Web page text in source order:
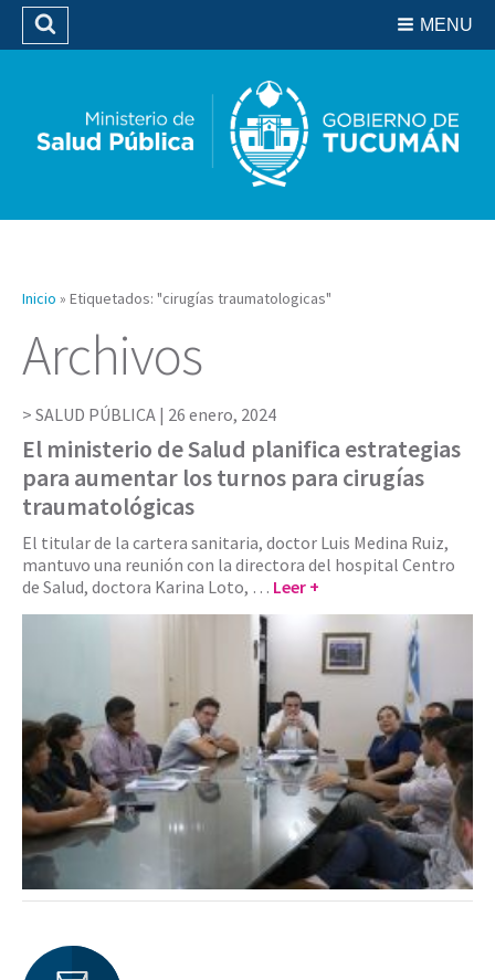
Biblioteca
MENU
Buscar
Inicio » Etiquetados: "cirugías traumatologicas"
Archivos
SALUD PÚBLICA | 26 enero, 2024
El ministerio de Salud planifica estrategias
para aumentar los turnos para cirugías
traumatológicas
El titular de la cartera sanitaria, doctor Luis Medina Ruiz,
mantuvo una reunión con la directora del hospital Centro
de Salud, doctora Karina Loto, … Leer +